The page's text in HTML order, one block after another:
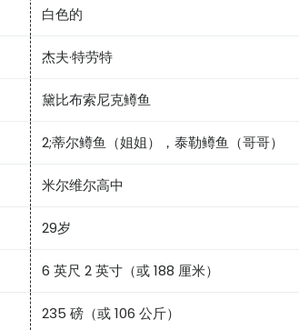
白色的
杰夫·特劳特
黛比布索尼克鳟鱼
2;蒂尔鳟鱼（姐姐），泰勒鳟鱼（哥哥）
米尔维尔高中
29岁
6 英尺 2 英寸（或 188 厘米）
235 磅（或 106 公斤）